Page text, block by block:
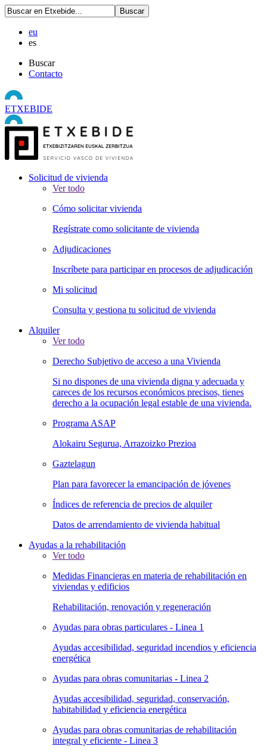
eu
es
Buscar
Contacto
ETXEBIDE
Solicitud de vivienda
Ver todo
Cómo solicitar vivienda
Regístrate como solicitante de vivienda
Adjudicaciones
Inscríbete para participar en procesos de adjudicación
Mi solicitud
Consulta y gestiona tu solicitud de vivienda
Alquiler
Ver todo
Derecho Subjetivo de acceso a una Vivienda
Si no dispones de una vivienda digna y adecuada y
careces de los recursos económicos precisos, tienes
derecho a la ocupación legal estable de una vivienda.
Programa ASAP
Alokairu Segurua, Arrazoizko Prezioa
Gaztelagun
Plan para favorecer la emancipación de jóvenes
Índices de referencia de precios de alquiler
Datos de arrendamiento de vivienda habitual
Ayudas a la rehabilitación
Ver todo
Medidas Financieras en materia de rehabilitación en
viviendas y edificios
Rehabilitación, renovación y regeneración
Ayudas para obras particulares - Linea 1
Ayudas accesibilidad, seguridad incendios y eficiencia
energética
Ayudas para obras comunitarias - Linea 2
Ayudas accesibilidad, seguridad, conservación,
habitabilidad y eficiencia energética
Ayudas para obras comunitarias de rehabilitación
integral y eficiente - Linea 3